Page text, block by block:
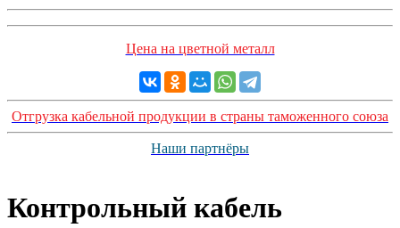
Цена на цветной металл
Отгрузка кабельной продукции в страны таможенного союза
Наши партнёры
Контрольный кабель